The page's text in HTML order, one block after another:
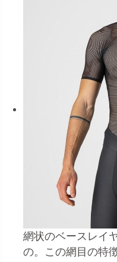
網状のベースレイ
の。この網目の特